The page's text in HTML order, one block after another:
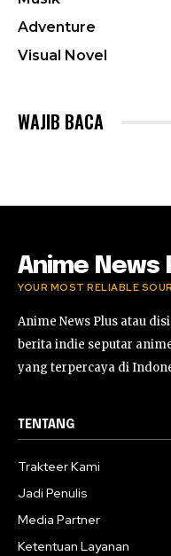
Adventure
Visual Novel
WAJIB BACA
Anime News
YOUR MOST RELIABLE
Anime News Plus atau
berita indie seputar
yang terpercaya di
TENTANG
Trakteer Kami
Jadi Penulis
Media Partner
Ketentuan Layanan